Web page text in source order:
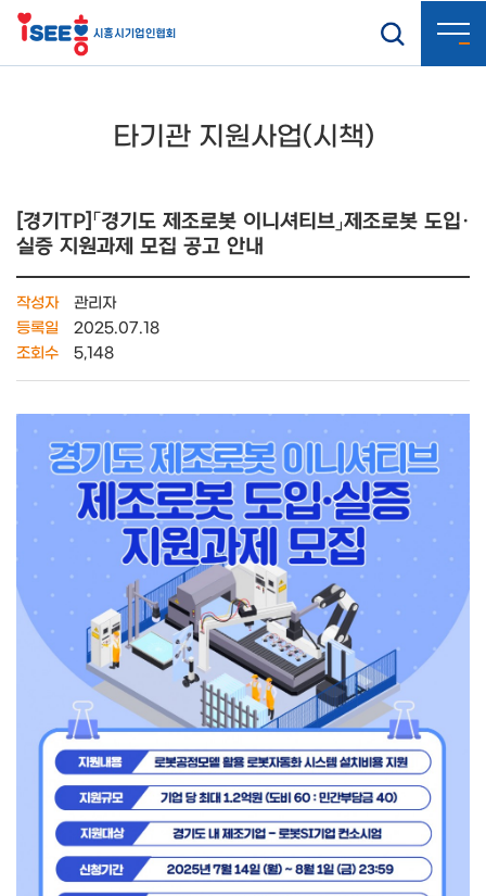
타기관 지원사업(시책)
[경기TP]「경기도 제조로봇 이니셔티브」제조로봇 도입·
실증 지원과제 모집 공고 안내
작성자
관리자
등록일
2025.07.18
조회수
5,148